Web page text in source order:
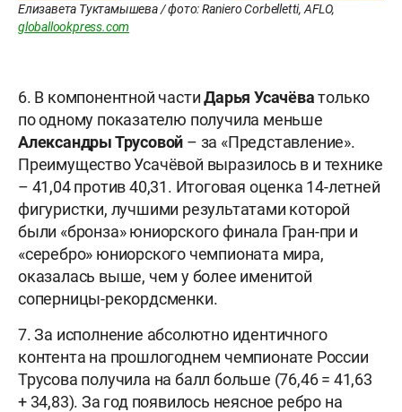
Елизавета Туктамышева / фото: Raniero Corbelletti, AFLO,
globallookpress.com
6. В компонентной частиДарья Усачёватолько
по одному показателю получила меньше
Александры Трусовой – за «Представление».
Преимущество Усачёвой выразилось в и технике
– 41,04 против 40,31. Итоговая оценка 14-летней
фигуристки, лучшими результатами которой
были «бронза» юниорского финала Гран-при и
«серебро» юниорского чемпионата мира,
оказалась выше, чем у более именитой
соперницы-рекордсменки.
7. За исполнение абсолютно идентичного
контента на прошлогоднем чемпионате России
Трусова получила на балл больше (76,46 = 41,63
+ 34,83). За год появилось неясное ребро на